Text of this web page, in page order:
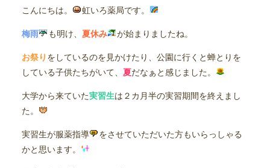
こんにちは。 虹いろ薬局です。
梅雨 も明け、 夏休み が始まりましたね。
お祭り をしているのを見かけたり、公園に行くと蝉とりを
している子供たちがいて、 夏だなぁと感じました。
大学から来ていた実習生は２カ月半の実習期間を終えまし
た。
実習生が服薬指導
をさせていただいた方もいらっしゃる
かと思います。